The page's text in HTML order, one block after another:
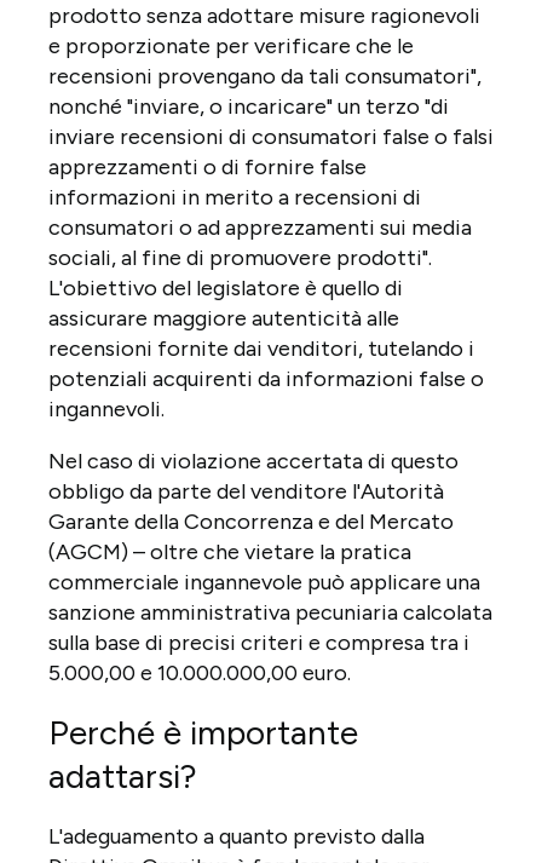
prodotto senza adottare misure ragionevoli
e proporzionate per verificare che le
recensioni provengano da tali consumatori",
nonché "inviare, o incaricare" un terzo "di
inviare recensioni di consumatori false o falsi
apprezzamenti o di fornire false
informazioni in merito a recensioni di
consumatori o ad apprezzamenti sui media
sociali, al fine di promuovere prodotti".
L'obiettivo del legislatore è quello di
assicurare maggiore autenticità alle
recensioni fornite dai venditori, tutelando i
potenziali acquirenti da informazioni false o
ingannevoli.
Nel caso di violazione accertata di questo
obbligo da parte del venditore l'Autorità
Garante della Concorrenza e del Mercato
(AGCM) – oltre che vietare la pratica
commerciale ingannevole può applicare una
sanzione amministrativa pecuniaria calcolata
sulla base di precisi criteri e compresa tra i
5.000,00 e 10.000.000,00 euro.
Perché è importante
adattarsi?
L'adeguamento a quanto previsto dalla